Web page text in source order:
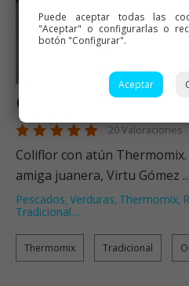
Coliflor con atún
20 Valoraciones
Coliflor con atún
amiga juanera, Virtu Gómez
Pescados, Verduras, Thermomix,
Tradicional…
Thermomix Tradicional
Puede aceptar todas las
"Aceptar" o configurarlas o
botón "Configurar".
Aceptar